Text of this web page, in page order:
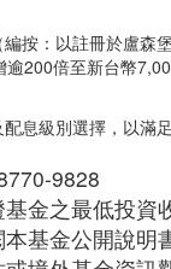
按：以註冊於盧森
200倍至新台幣
息級別選擇，以滿足
9828
金之最低投資
基金公開說明